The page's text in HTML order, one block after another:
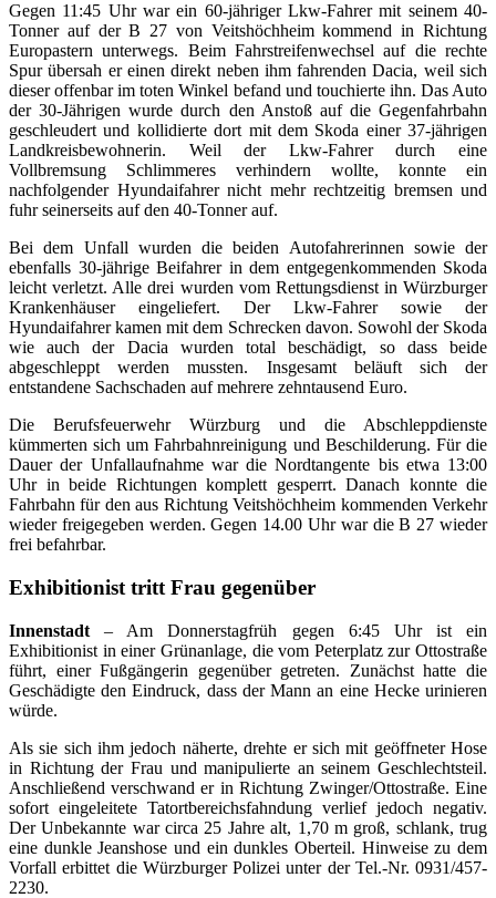
Gegen 11:45 Uhr war ein 60-jähriger Lkw-Fahrer mit seinem 40-
Tonner auf der B 27 von Veitshöchheim kommend in Richtung
Europastern unterwegs. Beim Fahrstreifenwechsel auf die rechte
Spur übersah er einen direkt neben ihm fahrenden Dacia, weil sich
dieser offenbar im toten Winkel befand und touchierte ihn. Das Auto
der 30-Jährigen wurde durch den Anstoß auf die Gegenfahrbahn
geschleudert und kollidierte dort mit dem Skoda einer 37-jährigen
Landkreisbewohnerin. Weil der Lkw-Fahrer durch eine
Vollbremsung Schlimmeres verhindern wollte, konnte ein
nachfolgender Hyundaifahrer nicht mehr rechtzeitig bremsen und
fuhr seinerseits auf den 40-Tonner auf.
Bei dem Unfall wurden die beiden Autofahrerinnen sowie der
ebenfalls 30-jährige Beifahrer in dem entgegenkommenden Skoda
leicht verletzt. Alle drei wurden vom Rettungsdienst in Würzburger
Krankenhäuser eingeliefert. Der Lkw-Fahrer sowie der
Hyundaifahrer kamen mit dem Schrecken davon. Sowohl der Skoda
wie auch der Dacia wurden total beschädigt, so dass beide
abgeschleppt werden mussten. Insgesamt beläuft sich der
entstandene Sachschaden auf mehrere zehntausend Euro.
Die Berufsfeuerwehr Würzburg und die Abschleppdienste
kümmerten sich um Fahrbahnreinigung und Beschilderung. Für die
Dauer der Unfallaufnahme war die Nordtangente bis etwa 13:00
Uhr in beide Richtungen komplett gesperrt. Danach konnte die
Fahrbahn für den aus Richtung Veitshöchheim kommenden Verkehr
wieder freigegeben werden. Gegen 14.00 Uhr war die B 27 wieder
frei befahrbar.
Exhibitionist tritt Frau gegenüber
Innenstadt – Am Donnerstagfrüh gegen 6:45 Uhr ist ein
Exhibitionist in einer Grünanlage, die vom Peterplatz zur Ottostraße
führt, einer Fußgängerin gegenüber getreten. Zunächst hatte die
Geschädigte den Eindruck, dass der Mann an eine Hecke urinieren
würde.
Als sie sich ihm jedoch näherte, drehte er sich mit geöffneter Hose
in Richtung der Frau und manipulierte an seinem Geschlechtsteil.
Anschließend verschwand er in Richtung Zwinger/Ottostraße. Eine
sofort eingeleitete Tatortbereichsfahndung verlief jedoch negativ.
Der Unbekannte war circa 25 Jahre alt, 1,70 m groß, schlank, trug
eine dunkle Jeanshose und ein dunkles Oberteil. Hinweise zu dem
Vorfall erbittet die Würzburger Polizei unter der Tel.-Nr. 0931/457-
2230.